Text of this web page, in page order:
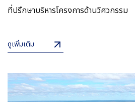
ที่ปรึกษาบริหารโครงการด้านวิศวกรรม
ดูเพิ่มเติม